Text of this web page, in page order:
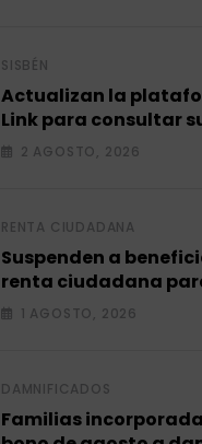
SISBÉN
Actualizan la
Link para consultar
2 AGOSTO, 2026
RENTA CIUDADANA
Suspenden a
renta ciudadana
2026.
1 AGOSTO, 2026
DAMNIFICADOS
Familias